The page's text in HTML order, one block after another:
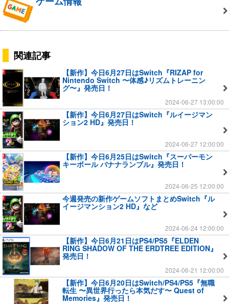
関連記事
【新作】今日6月27日はSwitch『RIZAP for
Nintendo Switch 〜体感♪リズムトレーニン
グ〜』発売日！
2024-06-27 13:00:00
【新作】今日6月27日はSwitch『ルイージマン
ション2 HD』発売日！
2024-06-27 12:00:00
【新作】今日6月25日はSwitch『スーパーモン
キーボール バナナランブル』発売日！
2024-06-25 12:00:00
今週発売の新作ゲームソフトまとめSwitch『ル
イージマンション2 HD』など
2024-06-24 12:00:00
【新作】今日6月21日はPS4/PS5『ELDEN
RING SHADOW OF THE ERDTREE EDITION』
発売日！
2024-06-21 12:00:00
【新作】今日6月20日はSwitch/PS4/PS5『無職
転生 〜異世界行ったら本気だす〜 Quest of
Memories』発売日！